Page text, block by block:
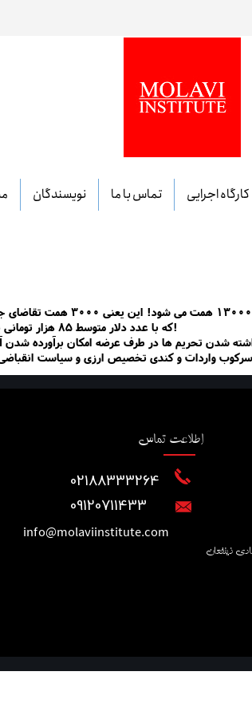
کارگاه اجرایی تماس با ما نویسندگان
با روند خلق پول ۳۰٪ تا انتهای سال ۱۴۰۴ میزان
که با عدد دلار متوسط ۸۵ هزار تومانی یعنی ۳۵ میلیارد دلار!
ذینفعان
اطلاعت تماس
02188333264
​​​​​​​09120711433
info@molaviinstitute.com